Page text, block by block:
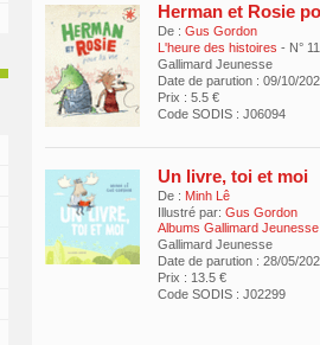
Herman et Rosie
De : Gus Gordon
L'heure des histoires - N°
Gallimard Jeunesse
Date de parution : 09/10/
Prix : 5.5 €
Code SODIS : J06094
Un livre, toi et moi
De : Minh Lê
Illustré par: Gus Gordon
Albums Gallimard Jeunesse
Gallimard Jeunesse
Date de parution : 28/05/
Prix : 13.5 €
Code SODIS : J02299